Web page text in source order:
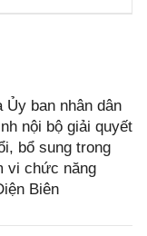
Ủy ban nhân dân
nội bộ giải quyết
bổ sung trong
vi chức năng
Biên